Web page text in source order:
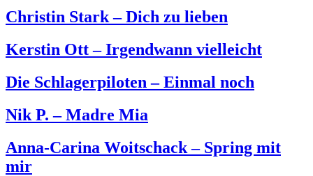
Christin Stark – Dich zu lieben
Kerstin Ott – Irgendwann vielleicht
Die Schlagerpiloten – Einmal noch
Nik P. – Madre Mia
Anna-Carina Woitschack – Spring mit
mir